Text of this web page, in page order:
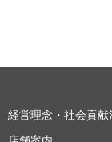
経営理念・社会貢献